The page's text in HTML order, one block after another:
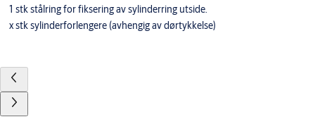
1 stk stålring for fiksering av sylinderring utside.
x stk sylinderforlengere (avhengig av dørtykkelse)